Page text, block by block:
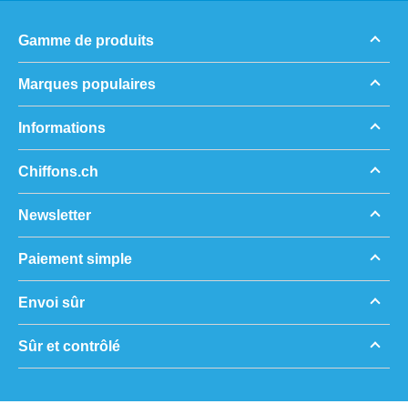
Gamme de produits
Marques populaires
Informations
Chiffons.ch
Newsletter
Paiement simple
Envoi sûr
Sûr et contrôlé